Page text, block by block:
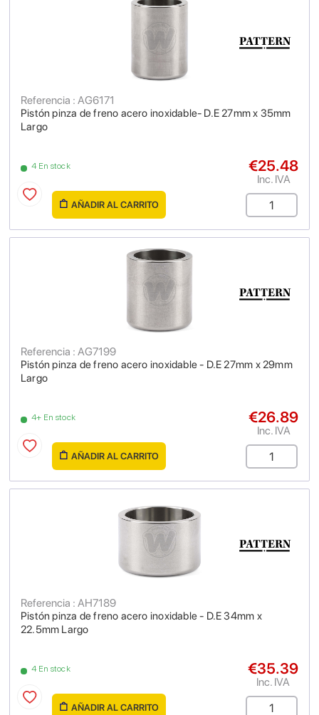
Pistón pinza de freno acero inoxidable- D.E 27mm x 35mm
Largo
Referencia : AG6171
4 En stock €25.48
Inc. IVA
AÑADIR AL CARRITO
Pistón pinza de freno acero inoxidable - D.E 27mm x 29mm
Largo
Referencia : AG7199
4+ En stock €26.89
Inc. IVA
AÑADIR AL CARRITO
Pistón pinza de freno acero inoxidable - D.E 34mm x
22.5mm Largo
Referencia : AH7189
4 En stock €35.39
Inc. IVA
AÑADIR AL CARRITO